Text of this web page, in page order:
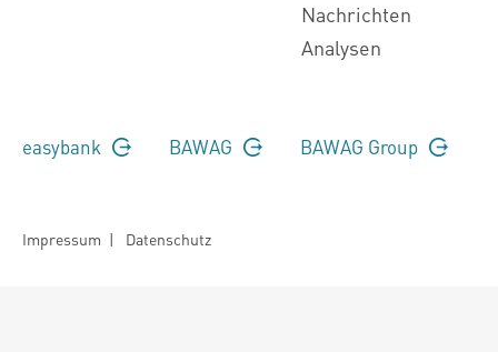
Nachrichten
Analysen
easybank BAWAG BAWAG Group
Impressum | Datenschutz